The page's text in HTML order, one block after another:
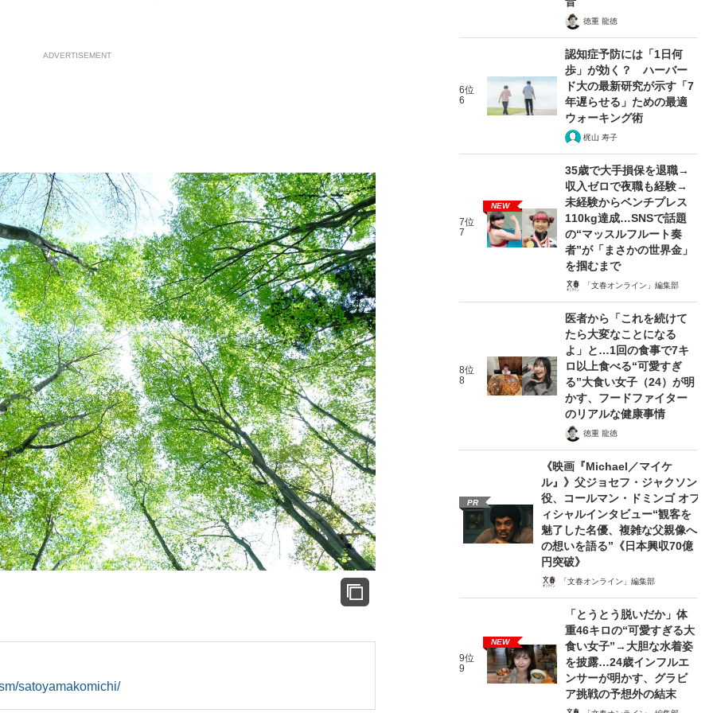
ADVERTISEMENT
satoyamakomichi/
徳重 龍徳
6位
6
認知症予防には「1日何
歩」が効く？ ハーバー
ド大の最新研究が示す「7
年遅らせる」ための最適
ウォーキング術
梶山 寿子
7位
7
NEW
35歳で大手損保を退職→
収入ゼロで夜職も経験→
未経験からベンチプレス
110kg達成…SNSで話題
の“マッスルフルート奏
者”が「まさかの世界金」
を掴むまで
「文春オンライン」編集部
8位
8
医者から「これを続けて
たら大変なことになる
よ」と…1回の食事で7キ
ロ以上食べる“可愛すぎ
る”大食い女子（24）が明
かす、フードファイター
のリアルな健康事情
徳重 龍徳
PR
《映画『Michael／マイケ
ル』》父ジョセフ・ジャクソン
役、コールマン・ドミンゴ オフ
ィシャルインタビュー“観客を
魅了した名優、複雑な父親像へ
の想いを語る”《日本興収70億
円突破》
「文春オンライン」編集部
9位
9
NEW
「とうとう脱いだか」体
重46キロの“可愛すぎる大
食い女子”→大胆な水着姿
を披露…24歳インフルエ
ンサーが明かす、グラビ
ア挑戦の予想外の結末